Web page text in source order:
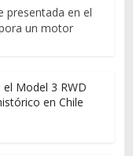
presentada en el
un motor
el Model 3 RWD
en Chile